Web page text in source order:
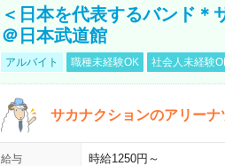
＜日本を代表するバンド＊
＠日本武道館
アルバイト 職種未経験OK 社会人未経験
サカナクションのアリー
給与 時給1250円～